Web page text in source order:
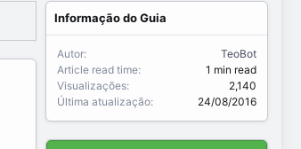
Informação do Guia
Autor
TeoBot
Article read time
1 min read
Visualizações
2,140
Última atualização
24/08/2016